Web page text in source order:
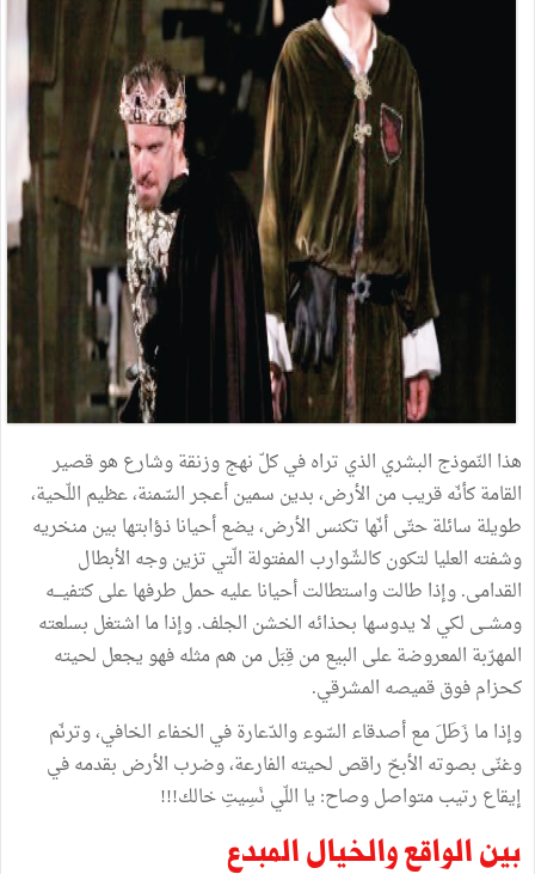
هذا النّموذج البشري الذي تراهفيكلّ نهجوزنقةوشارع هوقصير
القامةكأنّهقريبمن الأرض،بدين سمينأعجرالسّمنة،عظيم اللّحية،
طويلة سائلةحتّىأنّها تكنس الأرض،يضعأحياناذؤابتها بينمنخريه
وشفته العليا لتكونكالشّوارب المفتولة الّتي تزينوجه الأبطال
القدامى.وإذا طالتواستطالتأحياناعليهحمل طرفهاعلىكتفيـــه
ومشــى لكي لايدوسها بحذائه الخشن الجلف.وإذاما اشتغل بسلعته
المهرّبة المعروضةعلى البيعمنقِبَلمن هممثلهفهويجعل لحيته
كحزامفوققميصه المشرقي.
وإذاما زَطَلَمعأصدقاء السّوءوالدّعارةفي الخفاء الخافي،وترنّم
وغنّى بصوته الأبحّ راقص لحيته الفارعة،وضرب الأرض بقدمهفي
إيقاع رتيبمتواصلوصاح: يا اللّي نْسِيتِخالك!!!
بين الواقعوالخيال المبدع